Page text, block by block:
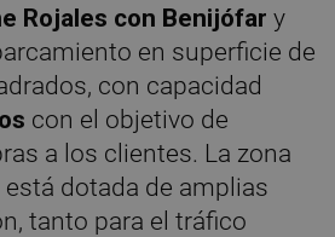
Rojales con Benijófar y
en superficie de
con capacidad
con el objetivo de
a los clientes. La zona
dotada de amplias
tanto para el tráfico